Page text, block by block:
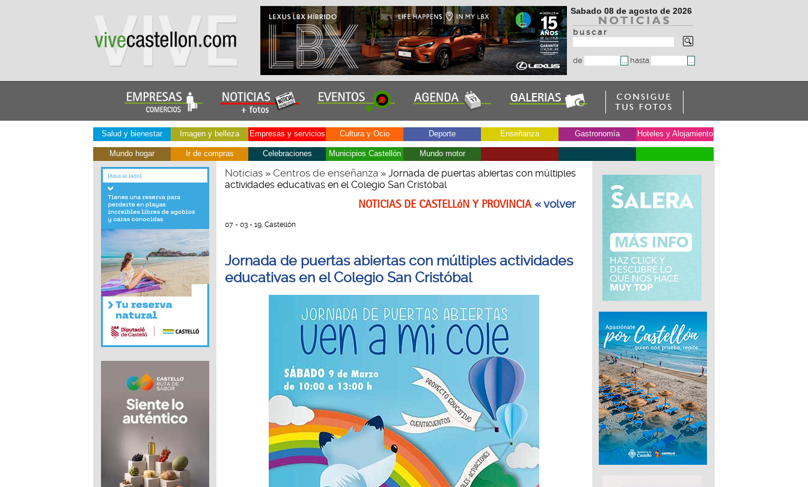
Sabado 08 de agosto de 2026
b u s c a r
de hasta
Salud y bienestar Imagen y belleza Empresas y servicios Cultura y Ocio Deporte Enseñanza Gastronomía Hoteles y Alojamiento
Mundo hogar Ir de compras Celebraciones Municipios Castellón Mundo motor
Noticias» Centros de enseñanza» Jornada de puertas abiertas con múltiples
actividades educativas en el Colegio San Cristóbal
NOTICIAS DE CASTELLóN Y PROVINCIA« volver
07 - 03 - 19, Castellón
Jornada de puertas abiertas con múltiples actividades
educativas en el Colegio San Cristóbal